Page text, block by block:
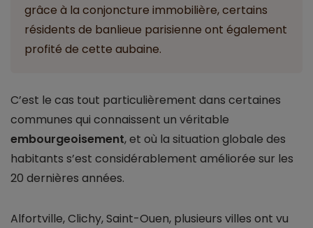
grâce à la conjoncture immobilière, certains
résidents de banlieue parisienne ont également
profité de cette aubaine.
C’est le cas tout particulièrement dans certaines
communes qui connaissent un véritable
embourgeoisement, et où la situation globale des
habitants s’est considérablement améliorée sur les
20 dernières années.
Alfortville, Clichy, Saint-Ouen, plusieurs villes ont vu